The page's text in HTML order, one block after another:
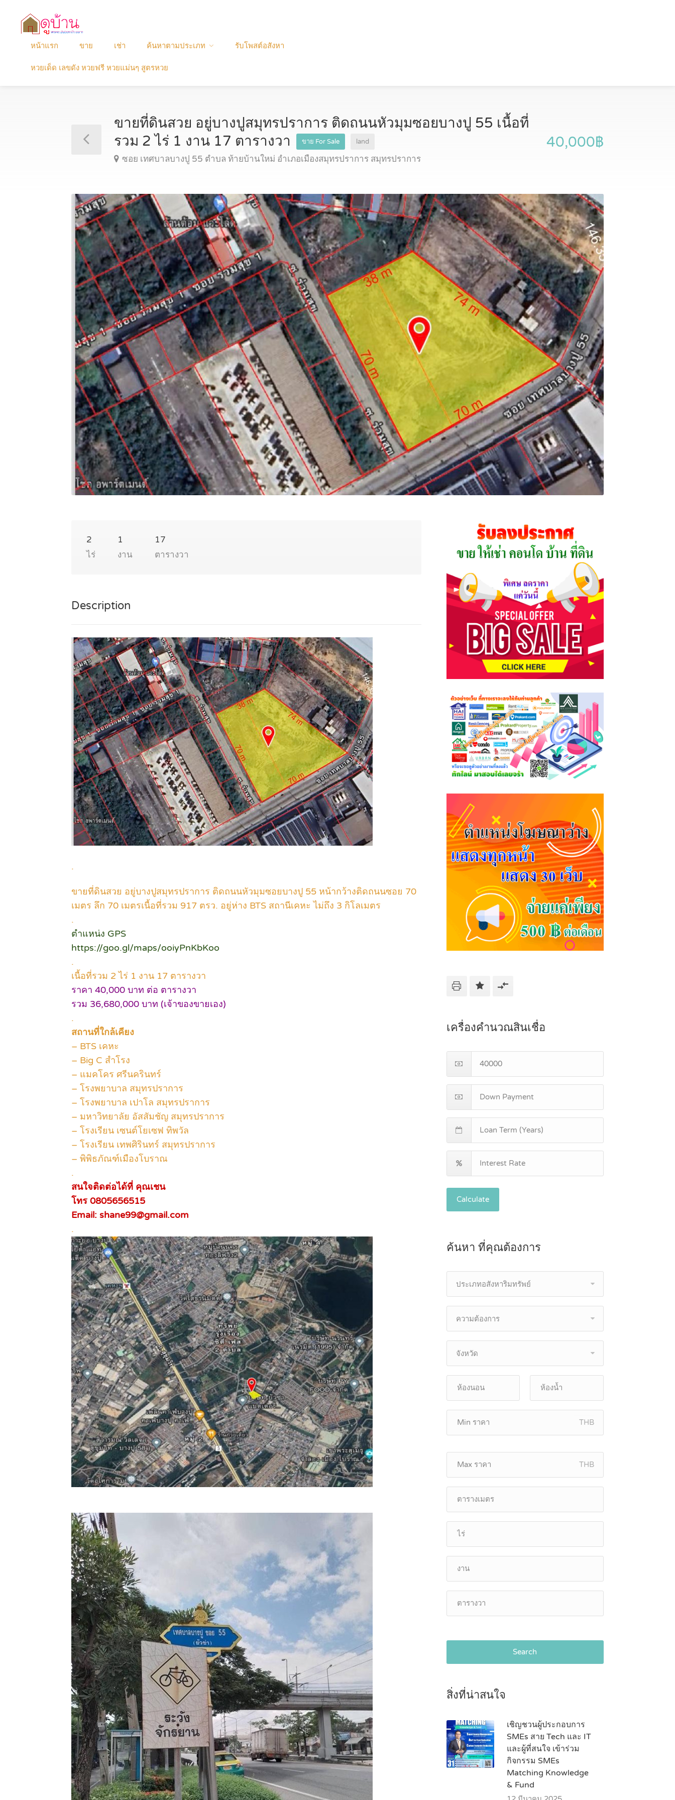
หน้าแรก ขาย เช่า ค้นหาตามประเภท รับโพสต์อสังหา
หวยเด็ด เลขดัง หวยฟรี หวยแม่นๆ สูตรหวย
ขายที่ดินสวย อยู่บางปูสมุทรปราการ ติดถนนหัวมุมซอยบางปู 55 เนื้อที่
รวม 2 ไร่ 1 งาน 17 ตารางวา
ขาย For Sale land
ซอย เทศบาลบางปู 55 ตำบล ท้ายบ้านใหม่ อำเภอเมืองสมุทรปราการ สมุทรปราการ
40,000฿
2
ไร่
1
งาน
17
ตารางวา
Description
.
ขายที่ดินสวย อยู่บางปูสมุทรปราการ ติดถนนหัวมุมซอยบางปู 55 หน้ากว้างติดถนนซอย 70
เมตร ลึก 70 เมตรเนื้อที่รวม 917 ตรว. อยู่ห่าง BTS สถานีเคหะ ไม่ถึง 3 กิโลเมตร
.
ตำแหน่ง GPS
https://goo.gl/maps/ooiyPnKbKoo
.
เนื้อที่รวม 2 ไร่ 1 งาน 17 ตารางวา
ราคา 40,000 บาท ต่อ ตารางวา
รวม 36,680,000 บาท (เจ้าของขายเอง)
.
สถานที่ใกล้เคียง
– BTS เคหะ
– Big C สำโรง
– แมคโคร ศรีนครินทร์
– โรงพยาบาล สมุทรปราการ
– โรงพยาบาล เปาโล สมุทรปราการ
– มหาวิทยาลัย อัสสัมชัญ สมุทรปราการ
– โรงเรียน เซนต์โยเซฟ ทิพวัล
– โรงเรียน เทพศิรินทร์ สมุทรปราการ
– พิพิธภัณฑ์เมืองโบราณ
.
สนใจติดต่อได้ที่ คุณเชน
โทร 0805656515
Email: shane99@gmail.com
.
เครื่องคำนวณสินเชื่อ
Calculate
ค้นหา ที่คุณต้องการ
ประเภทอสังหาริมทรัพย์
ความต้องการ
จังหวัด
THB
THB
Search
สิ่งที่น่าสนใจ
เชิญชวนผู้ประกอบการ
SMEs สาย Tech และ IT
และผู้ที่สนใจ เข้าร่วม
กิจกรรม SMEs
Matching Knowledge
& Fund